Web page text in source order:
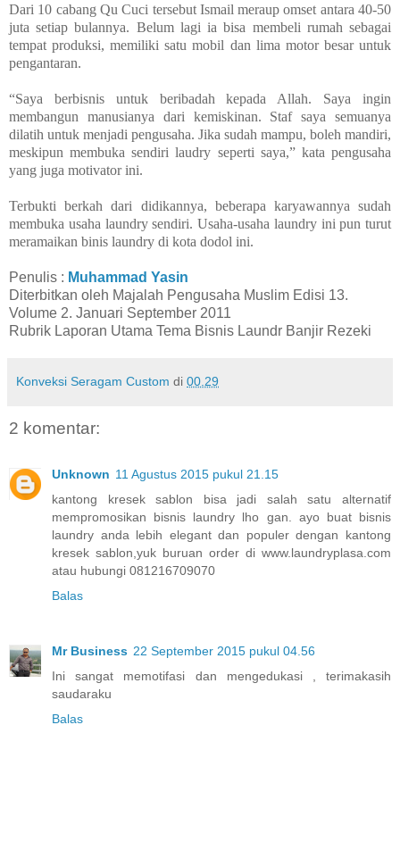
Dari 10 cabang Qu Cuci tersebut Ismail meraup omset antara 40-50
juta setiap bulannya. Belum lagi ia bisa membeli rumah sebagai
tempat produksi, memiliki satu mobil dan lima motor besar untuk
pengantaran.
“Saya berbisnis untuk beribadah kepada Allah. Saya ingin
membangun manusianya dari kemiskinan. Staf saya semuanya
dilatih untuk menjadi pengusaha. Jika sudah mampu, boleh mandiri,
meskipun membuka sendiri laudry seperti saya,” kata pengusaha
yang juga motivator ini.
Terbukti berkah dari didikannya, beberapa karyawannya sudah
membuka usaha laundry sendiri. Usaha-usaha laundry ini pun turut
meramaikan binis laundry di kota dodol ini.
Penulis : Muhammad Yasin
Diterbitkan oleh Majalah Pengusaha Muslim Edisi 13.
Volume 2. Januari September 2011
Rubrik Laporan Utama Tema Bisnis Laundr Banjir Rezeki
Konveksi Seragam Custom di 00.29
2 komentar:
Unknown 11 Agustus 2015 pukul 21.15
kantong kresek sablon bisa jadi salah satu alternatif
mempromosikan bisnis laundry lho gan. ayo buat bisnis
laundry anda lebih elegant dan populer dengan kantong
kresek sablon,yuk buruan order di www.laundryplasa.com
atau hubungi 081216709070
Balas
Mr Business 22 September 2015 pukul 04.56
Ini sangat memotifasi dan mengedukasi , terimakasih
saudaraku
Balas